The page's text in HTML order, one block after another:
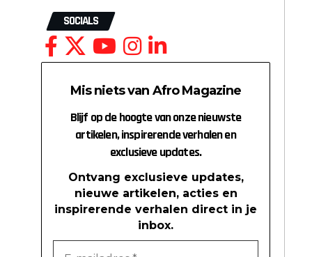
SOCIALS
Mis niets van Afro Magazine
Blijf op de hoogte van onze nieuwste
artikelen, inspirerende verhalen en
exclusieve updates.
Ontvang exclusieve updates,
nieuwe artikelen, acties en
inspirerende verhalen direct in je
inbox.